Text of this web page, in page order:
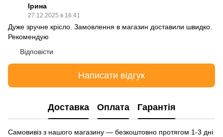
Ірина
27.12.2025 в 16:41
Дуже зручне крісло. Замовлення в магазин доставили швидко.
Рекомендую
Відповісти
Написати відгук
Доставка Оплата Гарантія
Самовивіз з нашого магазину — безкоштовно протягом 1-3 дні